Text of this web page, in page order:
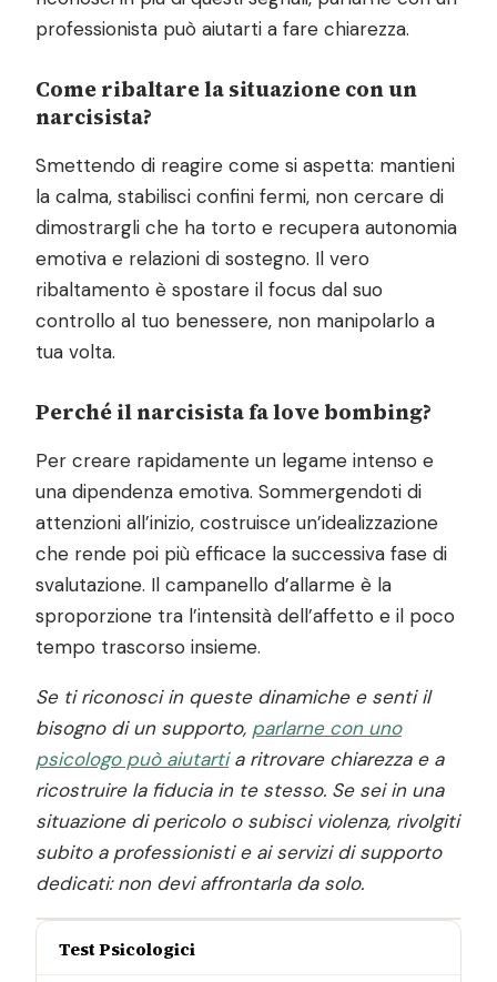
professionista può aiutarti a fare chiarezza.
Come ribaltare la situazione con un
narcisista?
Smettendo di reagire come si aspetta: mantieni
la calma, stabilisci confini fermi, non cercare di
dimostrargli che ha torto e recupera autonomia
emotiva e relazioni di sostegno. Il vero
ribaltamento è spostare il focus dal suo
controllo al tuo benessere, non manipolarlo a
tua volta.
Perché il narcisista fa love bombing?
Per creare rapidamente un legame intenso e
una dipendenza emotiva. Sommergendoti di
attenzioni all’inizio, costruisce un’idealizzazione
che rende poi più efficace la successiva fase di
svalutazione. Il campanello d’allarme è la
sproporzione tra l’intensità dell’affetto e il poco
tempo trascorso insieme.
Se ti riconosci in queste dinamiche e senti il
bisogno di un supporto, parlarne con uno
psicologo può aiutartia ritrovare chiarezza e a
ricostruire la fiducia in te stesso. Se sei in una
situazione di pericolo o subisci violenza, rivolgiti
subito a professionisti e ai servizi di supporto
dedicati: non devi affrontarla da solo.
Test Psicologici